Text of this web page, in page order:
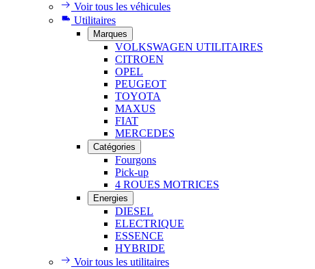
Voir tous les véhicules
Utilitaires
Marques
VOLKSWAGEN UTILITAIRES
CITROEN
OPEL
PEUGEOT
TOYOTA
MAXUS
FIAT
MERCEDES
Catégories
Fourgons
Pick-up
4 ROUES MOTRICES
Energies
DIESEL
ELECTRIQUE
ESSENCE
HYBRIDE
Voir tous les utilitaires